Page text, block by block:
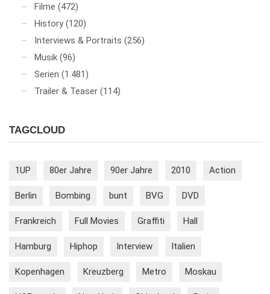
Filme (472)
History (120)
Interviews & Portraits (256)
Musik (96)
Serien (1.481)
Trailer & Teaser (114)
TAGCLOUD
1UP 80er Jahre 90er Jahre 2010 Action
Berlin Bombing bunt BVG DVD
Frankreich Full Movies Graffiti Hall
Hamburg Hiphop Interview Italien
Kopenhagen Kreuzberg Metro Moskau